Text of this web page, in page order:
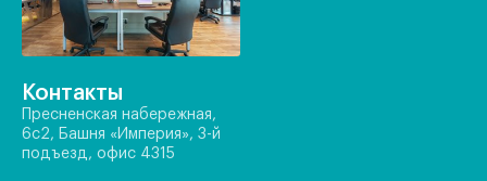
Контакты
Пресненская набережная,
6с2, Башня «Империя», 3-й
подъезд, офис 4315